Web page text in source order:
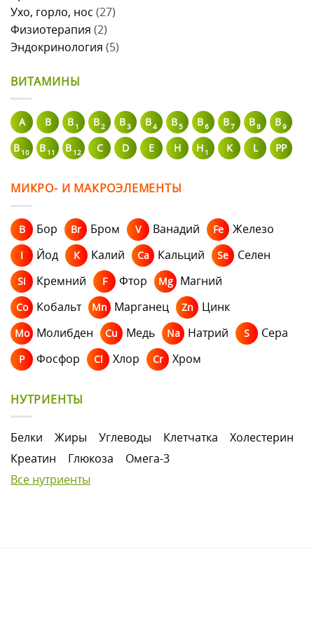
Ухо, горло, нос (27)
Физиотерапия (2)
Эндокринология (5)
ВИТАМИНЫ
A В B 1 B2 B3 B4 B5 B6 B7 B8 B9
B 10 B 11 B 12 C D E H H 1 K L PP
МИКРО- И МАКРОЭЛЕМЕНТЫ
B Бор Br Бром V Ванадий Fe Железо
I Йод K Калий Ca Кальций Se Селен
Si Кремний F Фтор Mg Магний
Co Кобальт Mn Марганец Zn Цинк
Mo Молибден Cu Медь Na Натрий S Сера
P Фосфор Cl Хлор Cr Хром
НУТРИЕНТЫ
Белки Жиры Углеводы Клетчатка
Холестерин
Креатин
Глюкоза
Омега-3
Все нутриенты